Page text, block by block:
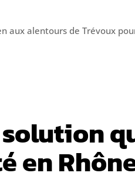
aux alentours de Trévoux
solution
en